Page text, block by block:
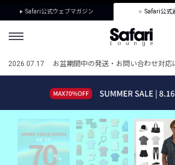
Safari公式ウェブマガジン Safari公式
2026.07.17 お盆期間中の発送・お問い合わせ対応